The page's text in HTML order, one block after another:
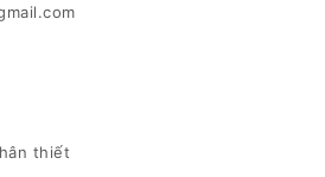
thiết